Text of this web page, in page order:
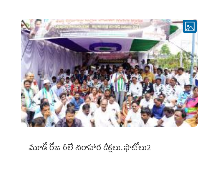
మూడో రోజు రిలే నిరాహార దీక్షలు..ఫొటోలు2